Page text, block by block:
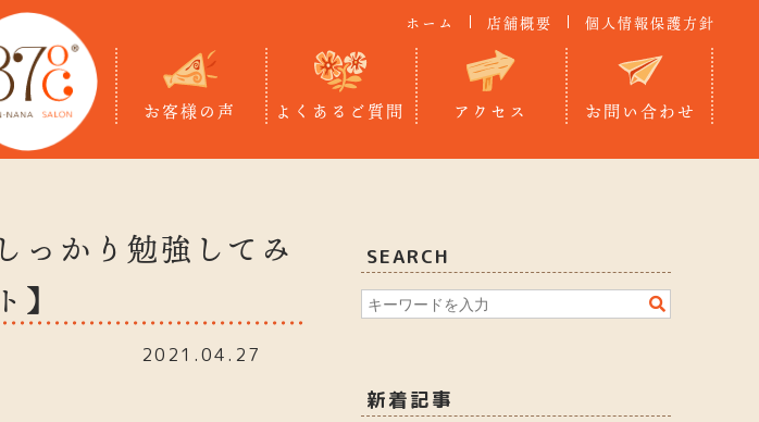
ホーム 店舗概要 個人情報保護方針
お客様の声 よくあるご質問 アクセス お問い合わせ
っかり勉強してみ
2021.04.27
SEARCH
新着記事